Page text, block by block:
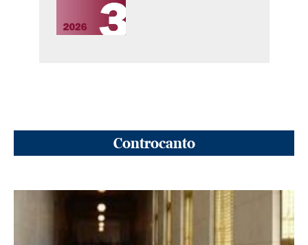
Controcanto